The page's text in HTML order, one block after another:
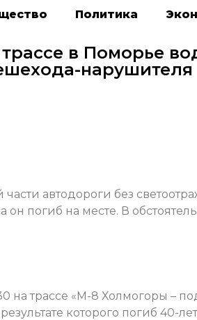
Политика
в Поморье
нарушителя
автодороги без
он погиб на месте. В
на трассе «М-8 Холмогоры –
которого погиб 40-